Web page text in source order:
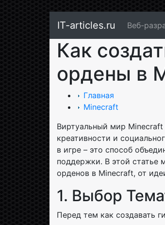
IT-articles.ru Веб-
Как
ордены в
Главная
Minecraft
Виртуальный мир
креативности и
в игре – это способ
поддержки. В этой статье
орденов в Minecraft, от
1. Выбор
Перед тем как создавать